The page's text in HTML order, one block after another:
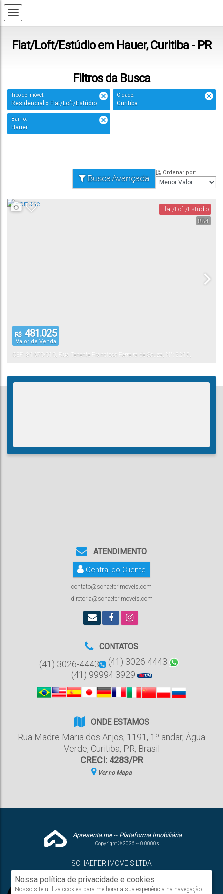
Nossa política de privacidade e cookies
Nosso site utiliza cookies para melhorar a sua experiência na navegação.
Flat/Loft/Estúdio em Hauer, Curitiba - PR
Filtros da Busca
Tipo de Imóvel:
Residencial » Flat/Loft/Estúdio
Cidade:
Curitiba
Bairro:
Hauer
Busca Avançada
Ordenar por:
884
Flat/Loft/Estúdio
R$ 481.025
Valor de Venda
CEP: 81670-010 Rua Tenente Francisco Ferreira de Souza N°: 2215
ATENDIMENTO
Central do Cliente
contato@schaeferimoveis.com
diretoria@schaeferimoveis.com
CONTATOS
(41) 3026-4443
(41) 3026 4443
(41) 99994 3929
ONDE ESTAMOS
Rua Madre Maria dos Anjos, 1191 , 1º andar, Água
Verde, Curitiba, PR, Brasil
CRECI: 4283/PR
Ver no Mapa
Apresenta.me ~ Plataforma Imobiliária
Copyright © 2026 ~ 0.0000s
SCHAEFER IMOVEIS LTDA